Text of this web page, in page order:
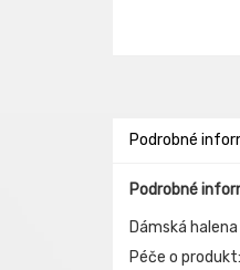
Podrobné
Podrobné
Dámská
Péče o produkt: